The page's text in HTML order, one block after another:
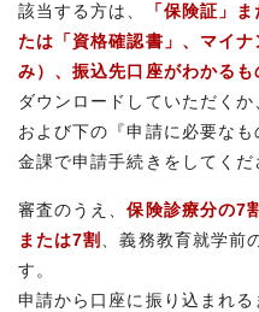
該当する方は、 「保険証」ま
たは「資格確認書」、マイ
み）、振込先口座がわかるも
ダウンロードしていただく
および下の『申請に必要な
金課で申請手続きをしてくだ
審査のうえ、保険診療分の7
または7割 、義務教育就学前
す。
申請から口座に振り込まれる